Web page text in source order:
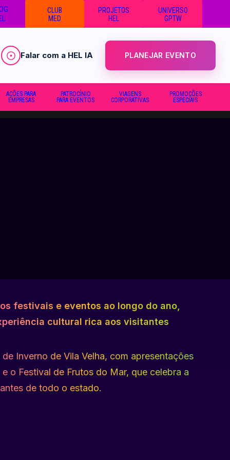
CLUB
MED
PROJETOS
HEL
UNIVERSO
GPTW
Falar com a HEL IA PLANEJAR EVENTO
AÇÕES PARA
EMPRESAS
PATROCÍNIO
PARA EVENTOS
VIAGENS
CORPORATIVAS
PROMOÇÕES
ESPECIAIS
festivais e eventos ao longo do ano,
cultural rica aos visitantes
Inverno de Vila Velha, com apresentações
o Festival de Frutos do Mar, que celebra a
de todo o estado.